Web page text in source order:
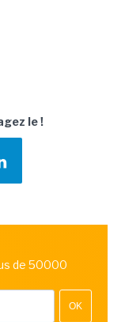
le !
de 50000
OK